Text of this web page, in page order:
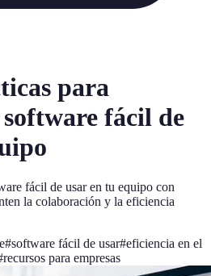
para
fácil de
fácil de usar en tu equipo con
la colaboración y la eficiencia
#software fácil de usar#eficiencia en el
recursos para empresas